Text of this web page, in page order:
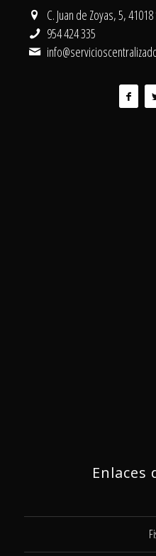
C. Juan de Zoyas, 5,
954 424 335
Enlaces